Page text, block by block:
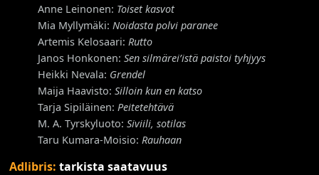
Anne Leinonen: Toiset kasvot
Mia Myllymäki: Noidasta polvi paranee
Artemis Kelosaari: Rutto
Janos Honkonen:Sen silmärei’istä paistoi tyhjyys
Heikki Nevala: Grendel
Maija Haavisto:Silloin kun en katso
Tarja Sipiläinen: Peitetehtävä
M. A. Tyrskyluoto:Siviili, sotilas
Taru Kumara-Moisio: Rauhaan
Adlibris:tarkista saatavuus